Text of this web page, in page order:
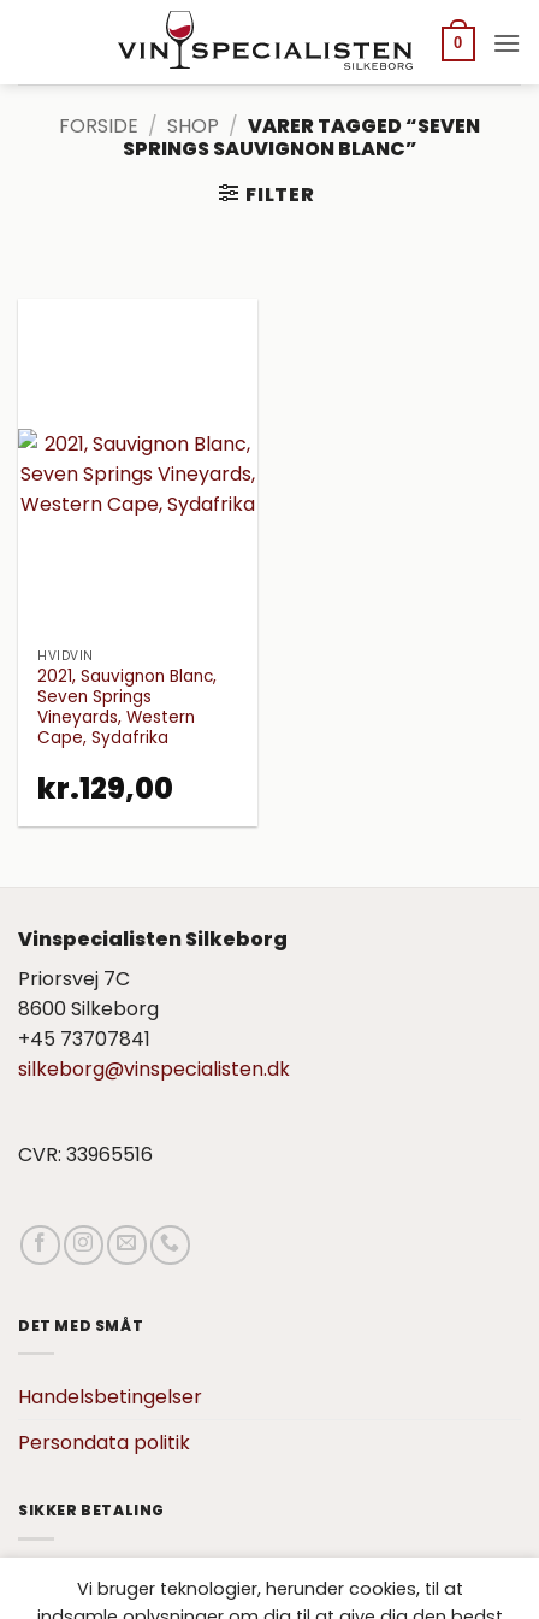
0
FORSIDE / SHOP / VARER TAGGED “SEVEN
SPRINGS SAUVIGNON BLANC”
FILTER
HVIDVIN
2021, Sauvignon Blanc,
Seven Springs
Vineyards, Western
Cape, Sydafrika
kr.129,00
Vinspecialisten Silkeborg
Priorsvej 7C
8600 Silkeborg
+45 73707841
silkeborg@vinspecialisten.dk
CVR: 33965516
DET MED SMÅT
Handelsbetingelser
Persondata politik
SIKKER BETALING
Vi bruger teknologier, herunder cookies, til at